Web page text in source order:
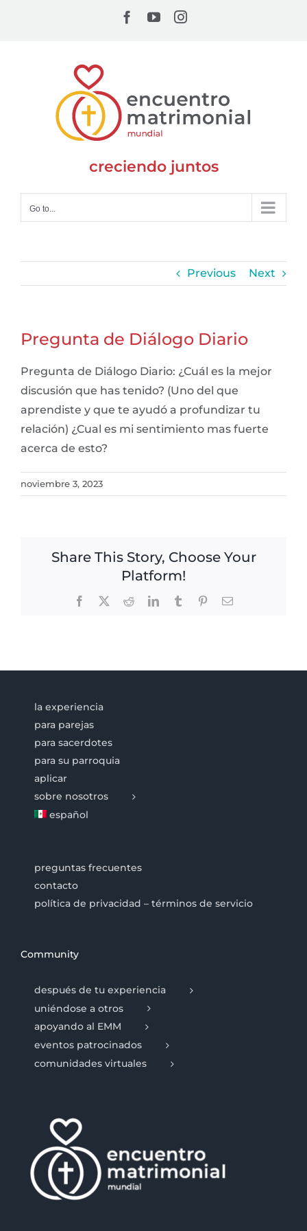
Facebook
YouTubeInstagram
creciendo juntos
Go to...
Previous Next
Pregunta de Diálogo Diario
Pregunta de Diálogo Diario: ¿Cuál es la mejor
discusión que has tenido? (Uno del que
aprendiste y que te ayudó a profundizar tu
relación) ¿Cual es mi sentimiento mas fuerte
acerca de esto?
noviembre 3, 2023
Share This Story, Choose Your
Platform!
Facebook RedditLinkedInTumblr PinterestEmail
la experiencia
para parejas
para sacerdotes
para su parroquia
aplicar
sobre nosotros
español
preguntas frecuentes
contacto
política de privacidad – términos de servicio
Community
después de tu experiencia
uniéndose a otros
apoyando al EMM
eventos patrocinados
comunidades virtuales